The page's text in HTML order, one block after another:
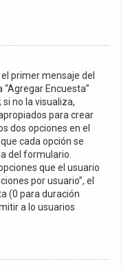
primer mensaje del
Encuesta”
no la visualiza,
para crear
dos opciones en el
cada opción se
del formulario.
que el usuario
por usuario”, el
(0 para duración
a lo usuarios